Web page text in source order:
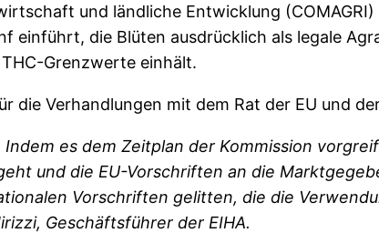
und ländliche Entwicklung
einführt, die Blüten ausdrücklich als legale
Grenzwerte einhält.
die Verhandlungen mit dem Rat der EU und
es dem Zeitplan der Kommission
und die EU-Vorschriften an die
Vorschriften gelitten, die die
Geschäftsführer der EIHA.